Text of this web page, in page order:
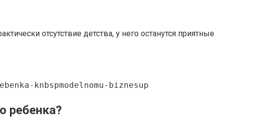
отсутствие детства, у него останутся приятные
knbspmodelnomu-biznesup
ребенка?